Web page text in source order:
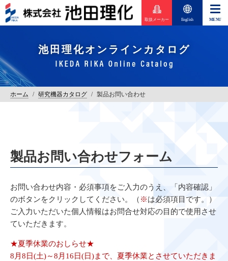
取扱メーカー English
池田理化オンラインカタログ
ホーム / 研究機器カタログ / 製品お問い合わせ
製品お問い合わせフォーム
お問い合わせ内容・必須事項をご入力のうえ、「内容確認」
のボタンをクリックしてください。（ ※は必須項目です。）
ご入力いただいた個人情報はお問合せ対応の目的で使用させ
ていただきます。
★夏季休業のおしらせ★
8月8日(土)～8月16日(日)まで、夏季休業とさせていただきま